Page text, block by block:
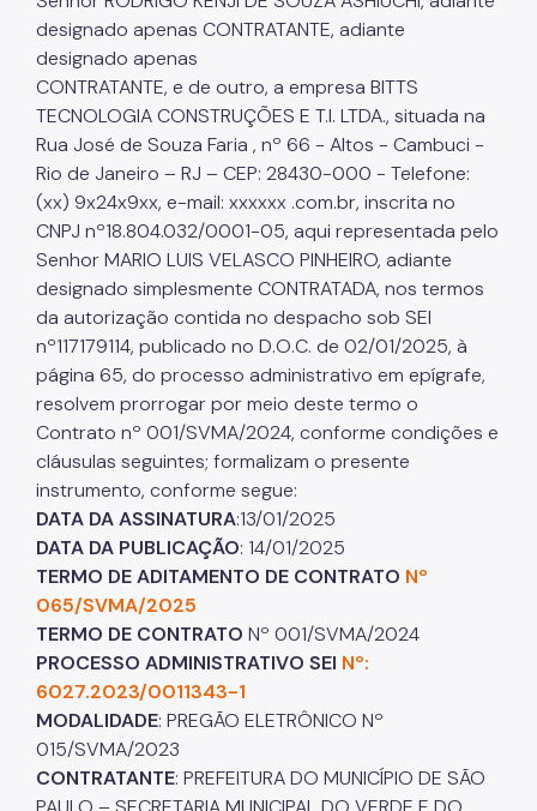
designado apenas CONTRATANTE, adiante
designado apenas
CONTRATANTE, e de outro, a empresa BITTS
TECNOLOGIA CONSTRUÇÕES E T.I. LTDA., situada na
Rua José de Souza Faria , nº 66 - Altos - Cambuci -
Rio de Janeiro – RJ – CEP: 28430-000 - Telefone:
(xx) 9x24x9xx, e-mail: xxxxxx .com.br, inscrita no
CNPJ nº18.804.032/0001-05, aqui representada pelo
Senhor MARIO LUIS VELASCO PINHEIRO, adiante
designado simplesmente CONTRATADA, nos termos
da autorização contida no despacho sob SEI
nº117179114, publicado no D.O.C. de 02/01/2025, à
página 65, do processo administrativo em epígrafe,
resolvem prorrogar por meio deste termo o
Contrato nº 001/SVMA/2024, conforme condições e
cláusulas seguintes; formalizam o presente
instrumento, conforme segue:
DATA DA ASSINATURA:13/01/2025
DATA DA PUBLICAÇÃO: 14/01/2025
TERMO DE ADITAMENTO DE CONTRATO Nº
065/SVMA/2025
TERMO DE CONTRATO Nº 001/SVMA/2024
PROCESSO ADMINISTRATIVO SEI Nº:
6027.2023/0011343-1
MODALIDADE: PREGÃO ELETRÔNICO Nº
015/SVMA/2023
CONTRATANTE: PREFEITURA DO MUNICÍPIO DE SÃO